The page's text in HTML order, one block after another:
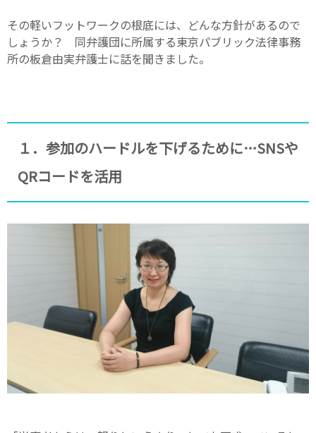
その軽いフットワークの根底には、どんな方針があるので
しょうか？ 同弁護団に所属する東京パブリック法律事務
所の板倉由実弁護士に話を聞きました。
１．参加のハードルを下げるために…SNSや
QRコードを活用